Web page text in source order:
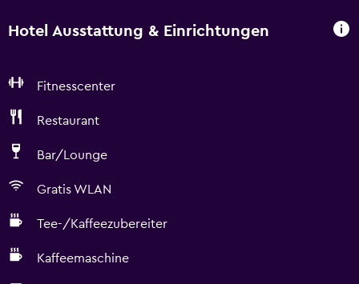
Hotel Ausstattung & Einrichtungen
Fitnesscenter
Restaurant
Bar/Lounge
Gratis WLAN
Tee-/Kaffeezubereiter
Kaffeemaschine